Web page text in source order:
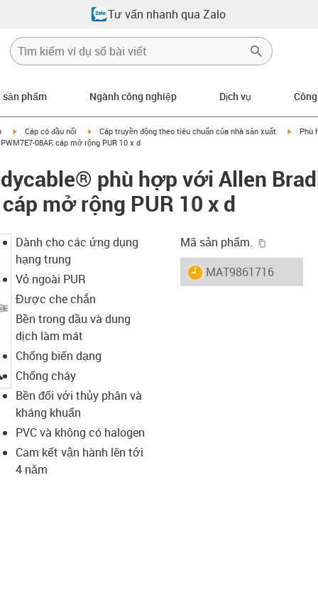
Tư vấn nhanh qua Zalo
phẩm Ngành công nghiệp Dịch vụ
igus-icon-arrow-right
Cáp có đầu nối igus-icon-arrow-right
Cáp truyền động theo tiêu chuẩn của nhà sản xuất igus-Phù
08AF, cáp mở rộng PUR 10 x d
phù hợp với Allen
mở rộng PUR 10 x d
igus-icon-lupe
Dành cho các ứng dụng
hạng trung
Vỏ ngoài PUR
Được che chắn
Bền trong dầu và dung
dịch làm mát
Chống biến dạng
Chống cháy
Bền đối với thủy phân và
kháng khuẩn
PVC và không có halogen
Cam kết vận hành lên tới
4 năm
Mã sản phẩm.
igus-icon-lieferzeit
MAT9861716